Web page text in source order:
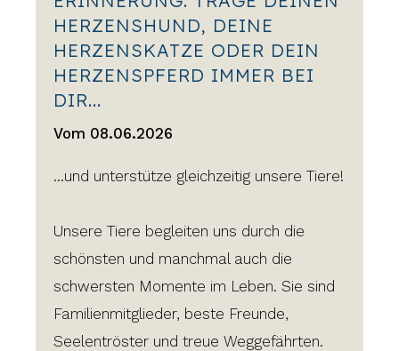
HERZENSHUND, DEINE
HERZENSKATZE ODER DEIN
HERZENSPFERD IMMER BEI
DIR...
Vom 08.06.2026
...und unterstütze gleichzeitig unsere Tiere!
Unsere Tiere begleiten uns durch die
schönsten und manchmal auch die
schwersten Momente im Leben. Sie sind
Familienmitglieder, beste Freunde,
Seelentröster und treue Weggefährten.